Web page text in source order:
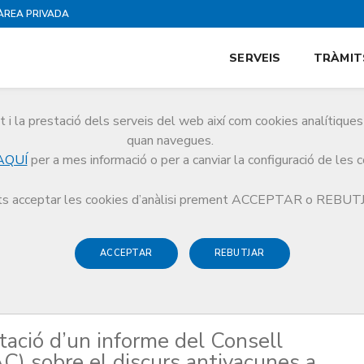
PRIVADA
prestació dels serveis del web així com cookies
quan navegues.
per a mes informació o per a canviar la configuració de les
acceptar les cookies d’anàlisi prement ACCEPTAR o
ACCEPTAR REBUTJAR
SERVEIS
d’un informe del Consell Audiovisual de Catalunya (CAC) sobre el
d’un informe del Consell